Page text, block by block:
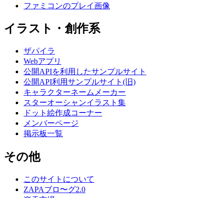
ファミコンのプレイ画像
イラスト・創作系
ザパイラ
Webアプリ
公開APIを利用したサンプルサイト
公開API利用サンプルサイト(旧)
キャラクターネームメーカー
スターオーシャンイラスト集
ドット絵作成コーナー
メンバーページ
掲示板一覧
その他
このサイトについて
ZAPAブロ〜グ2.0